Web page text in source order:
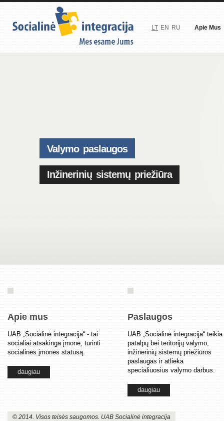
Apie Mus
LT EN RU
Valymo paslaugos
Inžinerinių sistemų priežiūra
Apie mus
UAB „Socialinė integracija“ - tai
socialiai atsakinga įmonė, turinti
socialinės įmonės statusą.
daugiau
Paslaugos
UAB „Socialinė integracija“ teikia
patalpų bei teritorijų valymo,
inžinerinių sistemų priežiūros
paslaugas ir atlieka
specialiuosius valymo darbus.
daugiau
© 2014. Visos teisės saugomos. UAB Socialinė integracija